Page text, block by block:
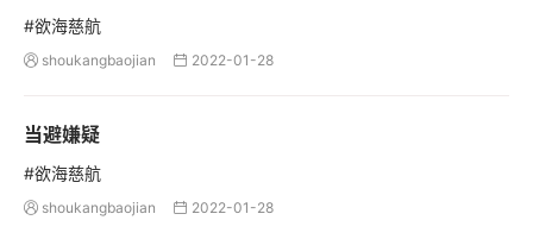
#欲海慈航
 shoukangbaojian  2022-01-28
当避嫌疑
#欲海慈航
 shoukangbaojian  2022-01-28